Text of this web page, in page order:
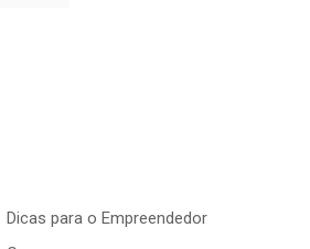
Dicas para o Empreendedor